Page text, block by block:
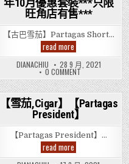
甲
D
級
聯
賽
D6
號
雪
茄
加
斯
甲
D
賽
D6
雪
茄
in
年10月優惠套裝***只限
旺⻆店有售***
【古巴雪茄】Partagas Short…
read more
Shorts
Cigar,
帕
塔
加
斯
短
號
雪
茄】-2021
年
10
優
DIANACHIU 28 9 月, 2021
0 COMMENTON
【PARTAGAS
SHORTS
CIGAR,
帕
塔
短
號
年
Posted
in
【雪茄,Cigar】【Partagas
President】
【Partagas President】…
read more
茄,Cigar】